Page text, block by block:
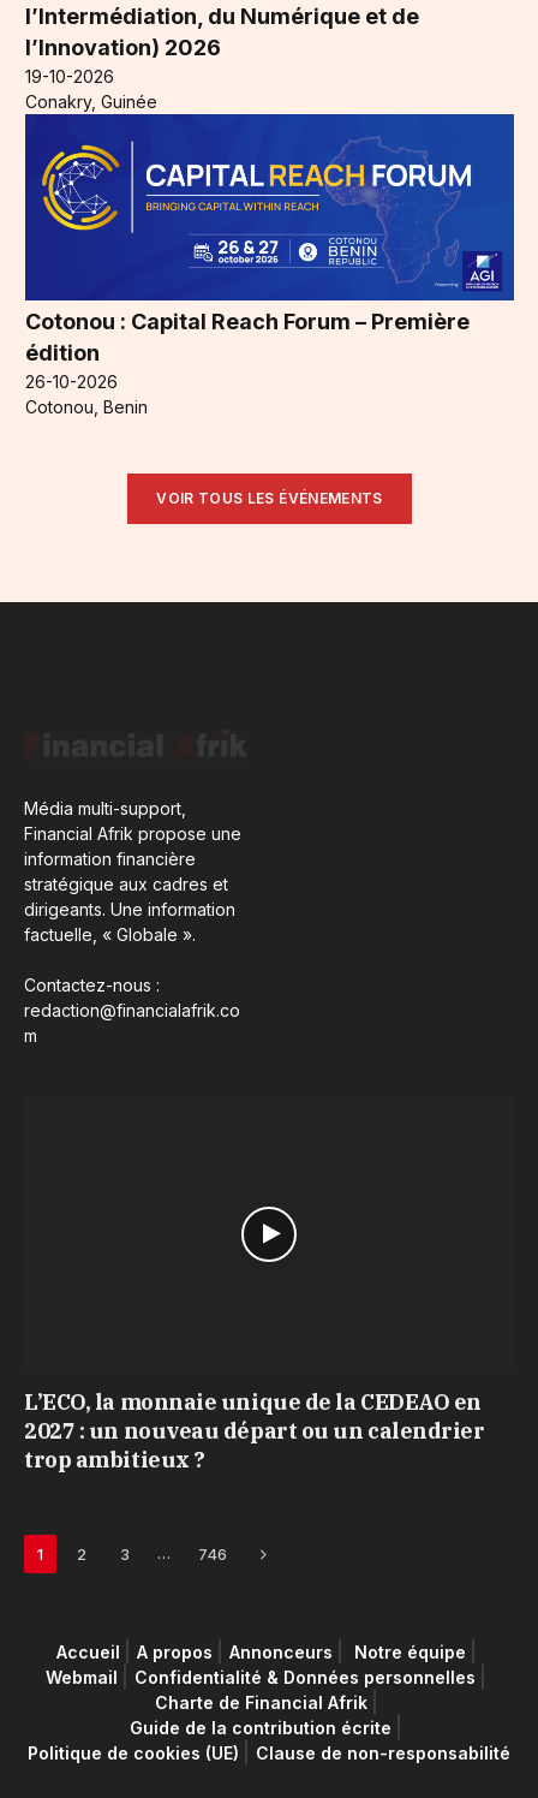
l’Intermédiation, du Numérique et de
l’Innovation) 2026
19-10-2026
Conakry, Guinée
Cotonou : Capital Reach Forum – Première
édition
26-10-2026
Cotonou, Benin
VOIR TOUS LES ÉVÉNEMENTS
Média multi-support,
Financial Afrik propose une
information financière
stratégique aux cadres et
dirigeants. Une information
factuelle, « Globale ».
Contactez-nous :
redaction@financialafrik.co
m
L’ECO, la monnaie unique de la CEDEAO en
2027 : un nouveau départ ou un calendrier
trop ambitieux ?
1 2 3 … 746 Next
Accueil A propos Annonceurs
Notre équipe
Webmail
Confidentialité & Données personnelles
Charte de Financial Afrik
Guide de la contribution écrite
Politique de cookies (UE)
Clause de non-responsabilité